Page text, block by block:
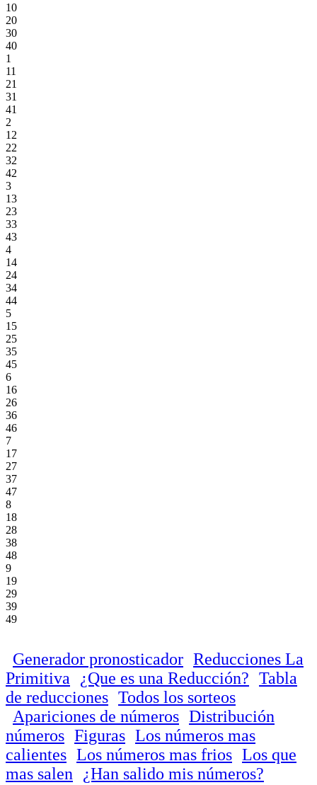
10
20
30
40
1
11
21
31
41
2
12
22
32
42
3
13
23
33
43
4
14
24
34
44
5
15
25
35
45
6
16
26
36
46
7
17
27
37
47
8
18
28
38
48
9
19
29
39
49
Generador pronosticador Reducciones La
Primitiva
¿Que es una Reducción? Tabla
de reducciones Todos los sorteos
Apariciones de números Distribución
números Figuras Los números mas
calientes Los números mas frios Los que
mas salen
¿Han salido mis números?